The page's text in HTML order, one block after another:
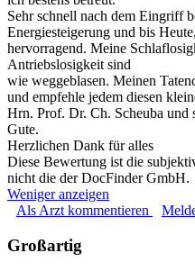
Sehr schnell nach dem Eingriff
Energiesteigerung und bis
hervorragend. Meine
Antriebslosigkeit sind
wie weggeblasen. Meinen
und empfehle jedem diesen
Hrn. Prof. Dr. Ch. Scheuba und
Gute.
Herzlichen Dank für alles
Diese Bewertung ist die
nicht die der DocFinder GmbH.
Weniger anzeigen
Als Arzt kommentieren
Großartig